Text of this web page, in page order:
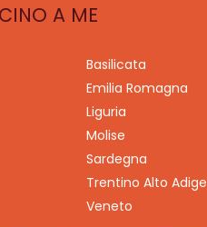
A ME
Basilicata
Emilia Romagna
Liguria
Molise
Sardegna
Trentino Alto Adige
Veneto